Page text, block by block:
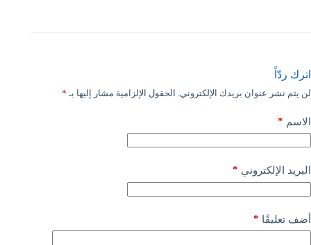
اترك ردّاً
لن يتم نشر عنوان بريدك الإلكتروني. الحقول الإلزامية مشار إليها بـ *
الاسم *
البريد الإلكتروني *
أضف تعليقًا *